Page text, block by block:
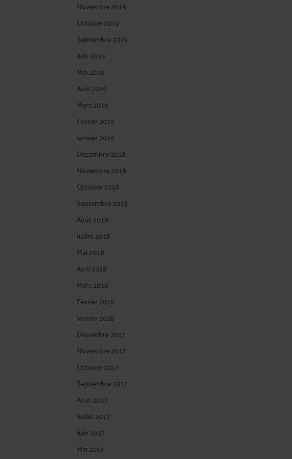
Novembre 2019
Octobre 2019
Septembre 2019
Juin 2019
Mai 2019
Avril 2019
Mars 2019
Février 2019
Janvier 2019
Décembre 2018
Novembre 2018
Octobre 2018
Septembre 2018
Août 2018
Juillet 2018
Mai 2018
Avril 2018
Mars 2018
Février 2018
Janvier 2018
Décembre 2017
Novembre 2017
Octobre 2017
Septembre 2017
Août 2017
Juillet 2017
Juin 2017
Mai 2017